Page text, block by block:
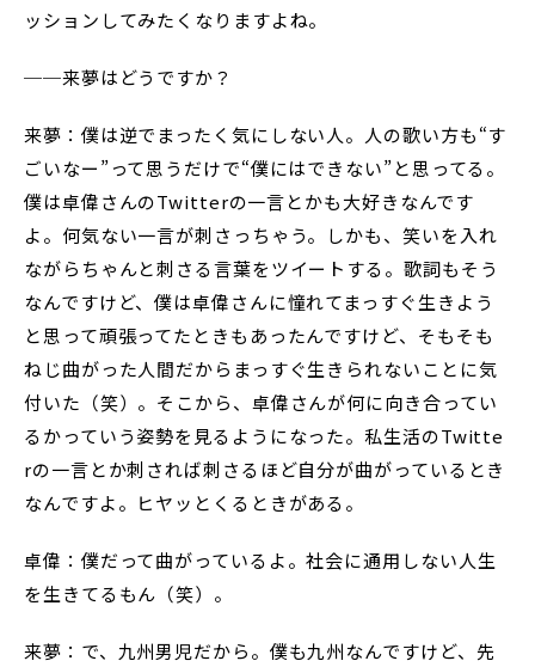
ッションしてみたくなりますよね。
──来夢はどうですか？
来夢：僕は逆でまったく気にしない人。人の歌い方も“す
ごいなー”って思うだけで“僕にはできない”と思ってる。
僕は卓偉さんのTwitterの一言とかも大好きなんです
よ。何気ない一言が刺さっちゃう。しかも、笑いを入れ
ながらちゃんと刺さる言葉をツイートする。歌詞もそう
なんですけど、僕は卓偉さんに憧れてまっすぐ生きよう
と思って頑張ってたときもあったんですけど、そもそも
ねじ曲がった人間だからまっすぐ生きられないことに気
付いた（笑）。そこから、卓偉さんが何に向き合ってい
るかっていう姿勢を見るようになった。私生活のTwitte
rの一言とか刺されば刺さるほど自分が曲がっているとき
なんですよ。ヒヤッとくるときがある。
卓偉：僕だって曲がっているよ。社会に通用しない人生
を生きてるもん（笑）。
来夢：で、九州男児だから。僕も九州なんですけど、先